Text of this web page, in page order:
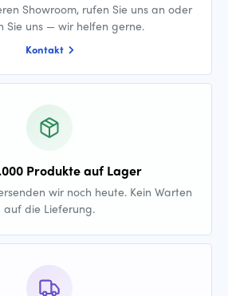
Showroom, rufen Sie uns an oder
Sie uns — wir helfen gerne.
Kontakt
Produkte auf Lager
wir noch heute. Kein Warten
auf die Lieferung.